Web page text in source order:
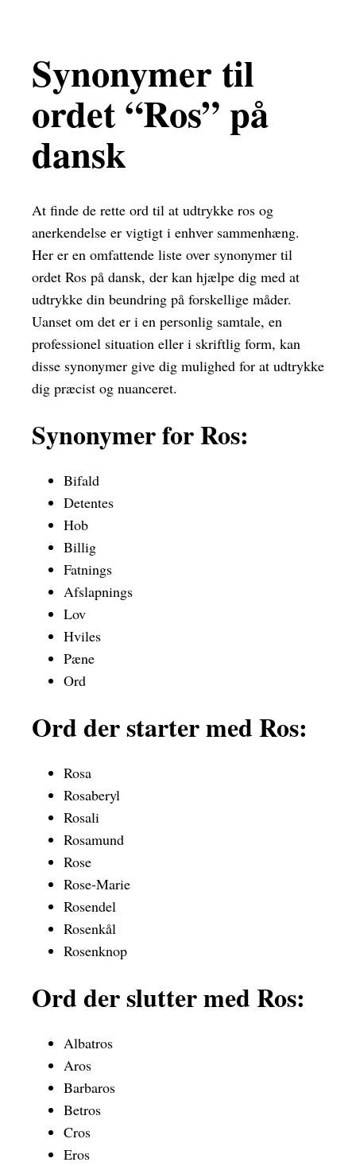
Synonymer til
ordet “Ros” på
dansk
At finde de rette ord til at udtrykke ros og
anerkendelse er vigtigt i enhver sammenhæng.
Her er en omfattende liste over synonymer til
ordet Ros på dansk, der kan hjælpe dig med at
udtrykke din beundring på forskellige måder.
Uanset om det er i en personlig samtale, en
professionel situation eller i skriftlig form, kan
disse synonymer give dig mulighed for at udtrykke
dig præcist og nuanceret.
Synonymer for Ros:
Bifald
Detentes
Hob
Billig
Fatnings
Afslapnings
Lov
Hviles
Pæne
Ord
Ord der starter med Ros:
Rosa
Rosaberyl
Rosali
Rosamund
Rose
Rose-Marie
Rosendel
Rosenkål
Rosenknop
Ord der slutter med Ros:
Albatros
Aros
Barbaros
Betros
Cros
Eros